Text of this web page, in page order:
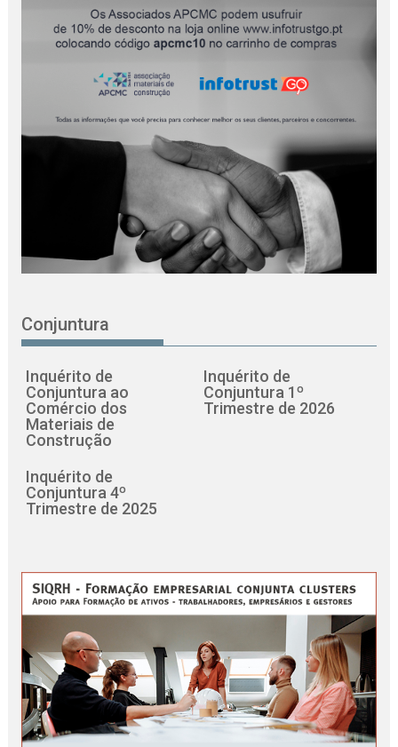
Conjuntura
Inquérito de
Conjuntura ao
Comércio dos
Materiais de
Construção
Inquérito de
Conjuntura 1º
Trimestre de 2026
Inquérito de
Conjuntura 4º
Trimestre de 2025